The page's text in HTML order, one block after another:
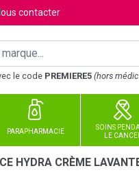
contacter
le code PREMIERE5 (hors
PARAPHARMACIE
SOINS
LE
HYDRA CRÈME